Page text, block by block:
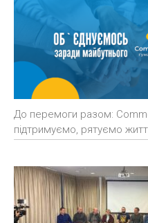
До перемоги разом:
підтримуємо, рятуємо